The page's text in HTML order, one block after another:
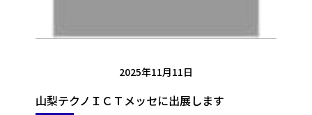
2025年11月11日
山梨テクノＩＣＴメッセに出展します